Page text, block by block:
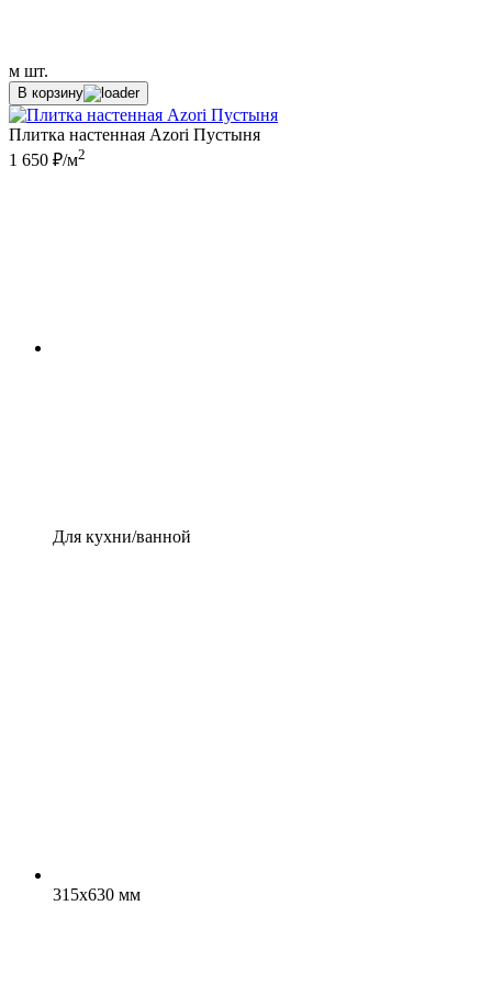
м шт.
В корзину
Плитка настенная Azori Пустыня
1 650 ₽/м2
Для кухни/ванной
315x630 мм